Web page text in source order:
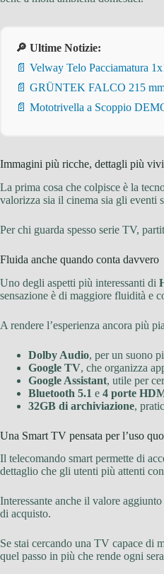
🔎 Ultime Notizie:
📄 Velway Telo Pacciamatura
📄 GRÜNTEK FALCO 215 mm
📄 Mototrivella a Scoppio
Immagini più ricche, dettagli più vivi
La prima cosa che colpisce è la
valorizza sia il cinema sia gli eventi
Per chi guarda spesso serie TV,
Fluida anche quando conta davvero
Uno degli aspetti più interessanti di
sensazione è di maggiore fluidità e
A rendere l’esperienza ancora più
Dolby Audio, per un suono
Google TV, che organizza
Google Assistant, utile per
Bluetooth 5.1 e 4 porte
32GB di archiviazione,
Una Smart TV pensata per l’uso
Il telecomando smart permette di
dettaglio che gli utenti più attenti
Interessante anche il valore aggiunto
di acquisto.
Se stai cercando una TV capace di
quel passo in più che rende ogni